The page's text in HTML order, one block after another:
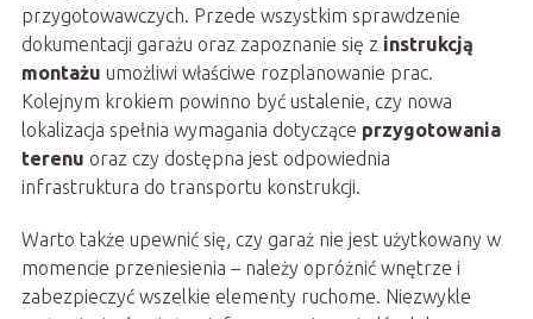
przygotowawczych. Przede wszystkim sprawdzenie
dokumentacji garażu oraz zapoznanie się z instrukcją
montażu umożliwi właściwe rozplanowanie prac.
Kolejnym krokiem powinno być ustalenie, czy nowa
lokalizacja spełnia wymagania dotyczące przygotowania
terenu oraz czy dostępna jest odpowiednia
infrastruktura do transportu konstrukcji.
Warto także upewnić się, czy garaż nie jest użytkowany w
momencie przeniesienia – należy opróżnić wnętrze i
zabezpieczyć wszelkie elementy ruchome. Niezwykle